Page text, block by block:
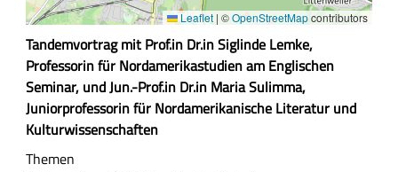
Leaflet | ©OpenStreetMapcontributors
Z
u
s
a
m
m
Tandemvortrag mit Prof.in Dr.in Siglinde Lemke,
Professorin für Nordamerikastudien am Englischen
Seminar, und Jun.-Prof.in Dr.in Maria Sulimma,
Juniorprofessorin für Nordamerikanische Literatur und
Kulturwissenschaften
Themen